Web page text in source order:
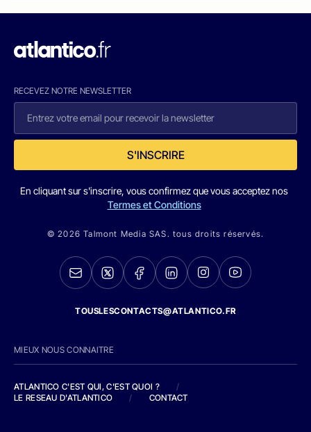
RECEVEZ NOTRE NEWSLETTER
S'INSCRIRE
En cliquant sur s'inscrire, vous confirmez que vous acceptez nos
Termes et Conditions
© 2026 Talmont Media SAS. tous droits réservés.
TOUSLESCONTACTS@ATLANTICO.FR
MIEUX NOUS CONNAITRE
ATLANTICO C'EST QUI, C'EST QUOI ?
/
LE RESEAU D'ATLANTICO
/ CONTACT